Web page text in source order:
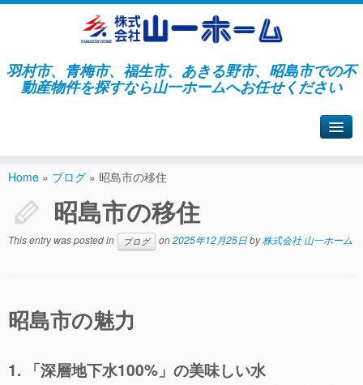
羽村市、青梅市、福生市、あきる野市、昭島市での不
動産物件を探すなら山一ホームへお任せください
Home » ブログ » 昭島市の移住
昭島市の移住
This entry was posted in ブログ on2025年12月25日by株式会社 山一ホーム
昭島市の魅力
1. 「深層地下水100%」の美味しい水